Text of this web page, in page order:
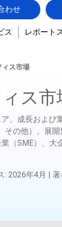
わせ
ス レポート
ィス市場
ス市
、成長および
の他）、展
（SME）、
: 2026年4月 |